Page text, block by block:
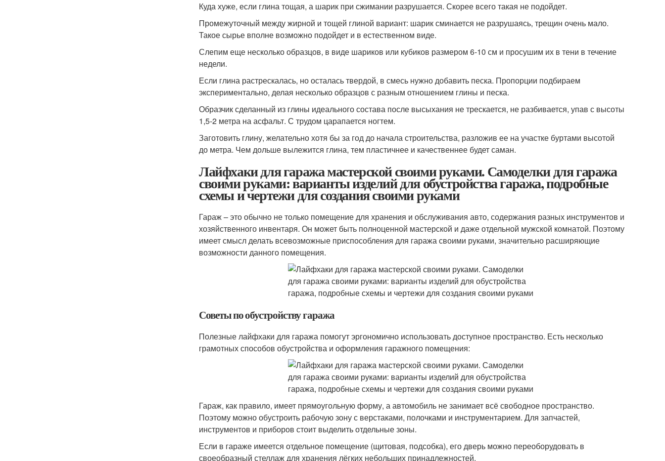
Куда хуже, если глина тощая, а шарик при сжимании разрушается. Скорее всего такая не подойдет.
Промежуточный между жирной и тощей глиной вариант: шарик сминается не разрушаясь, трещин очень мало.
Такое сырье вполне возможно подойдет и в естественном виде.
Слепим еще несколько образцов, в виде шариков или кубиков размером 6-10 см и просушим их в тени в течение
недели.
Если глина растрескалась, но осталась твердой, в смесь нужно добавить песка. Пропорции подбираем
экспериментально, делая несколько образцов с разным отношением глины и песка.
Образчик сделанный из глины идеального состава после высыхания не трескается, не разбивается, упав с высоты
1,5-2 метра на асфальт. С трудом царапается ногтем.
Заготовить глину, желательно хотя бы за год до начала строительства, разложив ее на участке буртами высотой
до метра. Чем дольше вылежится глина, тем пластичнее и качественнее будет саман.
Лайфхаки для гаража мастерской своими руками. Самоделки для гаража
своими руками: варианты изделий для обустройства гаража, подробные
схемы и чертежи для создания своими руками
Гараж – это обычно не только помещение для хранения и обслуживания авто, содержания разных инструментов и
хозяйственного инвентаря. Он может быть полноценной мастерской и даже отдельной мужской комнатой. Поэтому
имеет смысл делать всевозможные приспособления для гаража своими руками, значительно расширяющие
возможности данного помещения.
Советы по обустройству гаража
Полезные лайфхаки для гаража помогут эргономично использовать доступное пространство. Есть несколько
грамотных способов обустройства и оформления гаражного помещения:
Гараж, как правило, имеет прямоугольную форму, а автомобиль не занимает всё свободное пространство.
Поэтому можно обустроить рабочую зону с верстаками, полочками и инструментарием. Для запчастей,
инструментов и приборов стоит выделить отдельные зоны.
Если в гараже имеется отдельное помещение (щитовая, подсобка), его дверь можно переоборудовать в
своеобразный стеллаж для хранения лёгких небольших принадлежностей.